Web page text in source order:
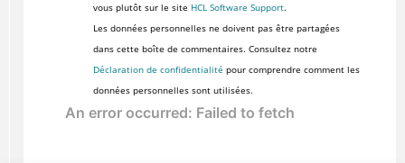
vous plutôt sur le site HCL Software Support.
Les données personnelles ne doivent pas être partagées
dans cette boîte de commentaires. Consultez notre
Déclaration de confidentialité pour comprendre comment les
données personnelles sont utilisées.